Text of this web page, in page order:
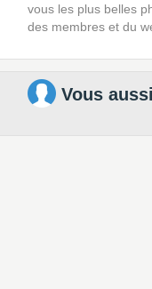
vous les plus belles
des membres et du
Vous